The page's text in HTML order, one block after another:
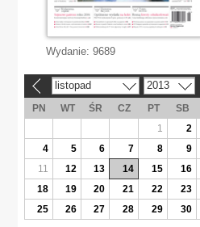
Wydanie: 9689
listopad 2013
PN WT ŚR CZ PT SB
1
2
4
5 6 7 8 9
11
12 13 14 15 16
18
19 20 21 22 23
25
26 27 28 29 30